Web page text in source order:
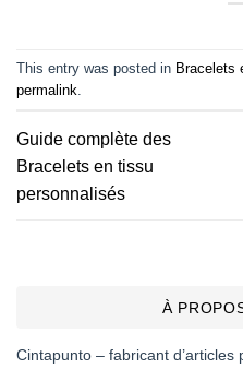
This entry was posted in Bracelets
permalink
Guide complète des
Bracelets en tissu
personnalisés
À
Cintapunto – fabricant